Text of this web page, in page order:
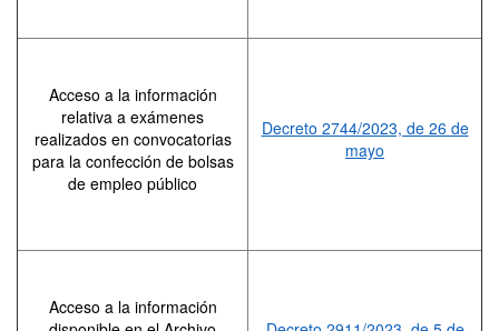
Acceso a la información
relativa a exámenes
realizados en convocatorias
para la confección de bolsas
de empleo público
Decreto 2744/2023, de 26 de
mayo
Acceso a la información